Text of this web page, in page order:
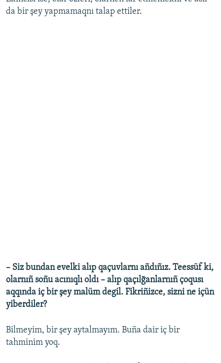
da bir şey yapmamaqnı talap ettiler.
– Siz bundan evelki alıp qaçuvlarnı añdıñız. Teessüf ki,
olarnıñ soñu acınıqlı oldı – alıp qaçılğanlarnıñ çoqusı
aqqında iç bir şey malüm degil. Fikriñizce, sizni ne içün
yiberdiler?
Bilmeyim, bir şey aytalmayım. Buña dair iç bir
tahminim yoq.